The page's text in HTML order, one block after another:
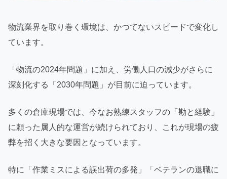
物流業界を取り巻く環境は、かつてないスピードで変化し
ています。
「物流の2024年問題」に加え、労働人口の減少がさらに
深刻化する「2030年問題」が目前に迫っています。
多くの倉庫現場では、今なお熟練スタッフの「勘と経験」
に頼った属人的な運営が続けられており、これが現場の疲
弊を招く大きな要因となっています。
特に「作業ミスによる誤出荷の多発」「ベテランの退職に